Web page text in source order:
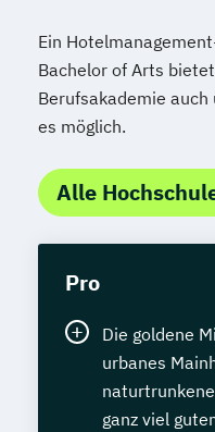
Ein
Bachelor of Arts
Berufsakademie auch
es möglich.
Alle
Pro
Die goldene
urbanes
ganz viel